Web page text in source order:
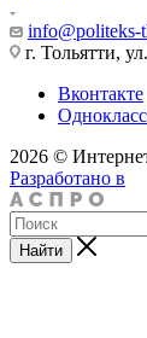
info@politeks-
г. Тольятти,
Вконтакте
2026 ©
Разработано в
Найти